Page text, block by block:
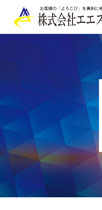
業務内容
施工実績
お申込み/お問合せ